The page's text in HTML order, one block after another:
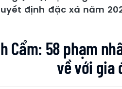
định đặc xá năm
Cẩm: 58 phạm
về với gia